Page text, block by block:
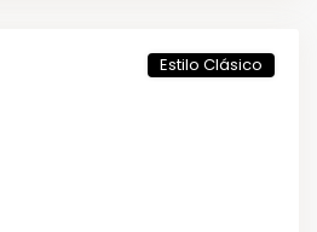
Estilo Clásico